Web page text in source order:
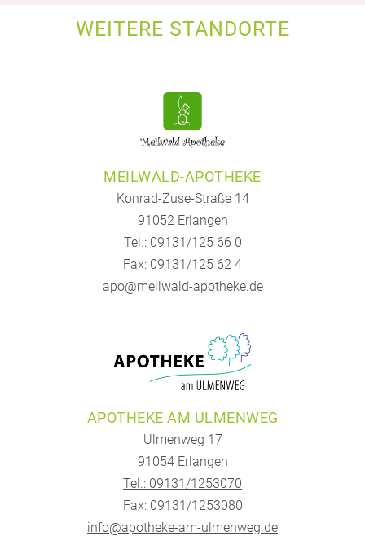
WEITERE STANDORTE
MEILWALD-APOTHEKE
Konrad-Zuse-Straße 14
91052 Erlangen
Tel.: 09131/125 66 0
Fax: 09131/125 62 4
apo@meilwald-apotheke.de
APOTHEKE AM ULMENWEG
Ulmenweg 17
91054 Erlangen
Tel.: 09131/1253070
Fax: 09131/1253080
info@apotheke-am-ulmenweg.de